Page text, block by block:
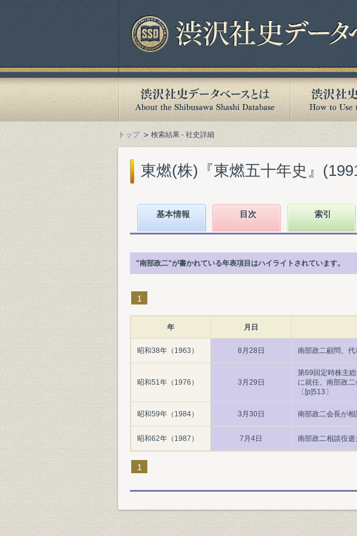
トップ 検索結果 - 社史詳細
東燃(株)『東燃五十年史』
基本情報 目次 索引
"南部政二"が書かれている年表項目はハイライトされています。
1
年 月日
昭和38年（1963） 8月28日 南部政二顧問、代
昭和51年（1976） 3月29日
第69回定時株主
に就任、南部政
〔[p]513〕
昭和59年（1984） 3月30日 南部政二会長が相
昭和62年（1987） 7月4日 南部政二相談役逝
1